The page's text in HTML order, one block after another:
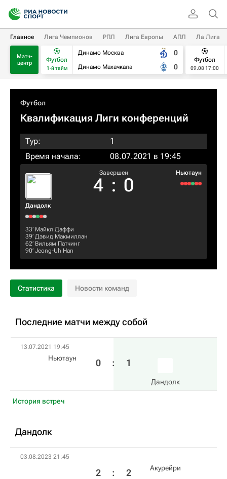
Главное Лига Чемпионов РПЛ Лига Европы АПЛ Ла Лига
Матч-
центр
Футбол
1-й тайм
Динамо Москва
Динамо Махачкала
0
0
Футбол
09.08 17:00
Футбол
Квалификация Лиги конференций
Тур:
1
Время начала:
08.07.2021 в 19:45
Дандолк
Завершен
4 : 0
Ньютаун
33‎’‎ Майкл Даффи
39‎’‎ Дэвид Макмиллан
62‎’‎ Вильям Патчинг
90‎’‎ Jeong-Uh Han
Статистика Новости команд
Последние матчи между собой
13.07.2021 19:45
Ньютаун 0 : 1
Дандолк
История встреч
Дандолк
03.08.2023 21:45
2 : 2 Акурейри